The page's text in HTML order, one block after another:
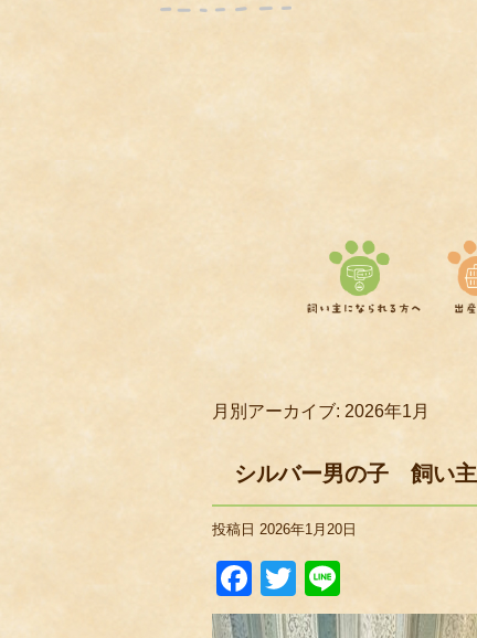
月別アーカイブ: 2026年1月
シルバー男の子 飼い
投稿日 2026年1月20日
Facebook
Twitter